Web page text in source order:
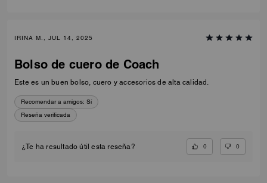
IRINA M., JUL 14, 2025
Bolso de cuero de Coach
Este es un buen bolso, cuero y accesorios de alta calidad.
Recomendar a amigos: Sí
Reseña verificada
¿Te ha resultado útil esta reseña? 0 0